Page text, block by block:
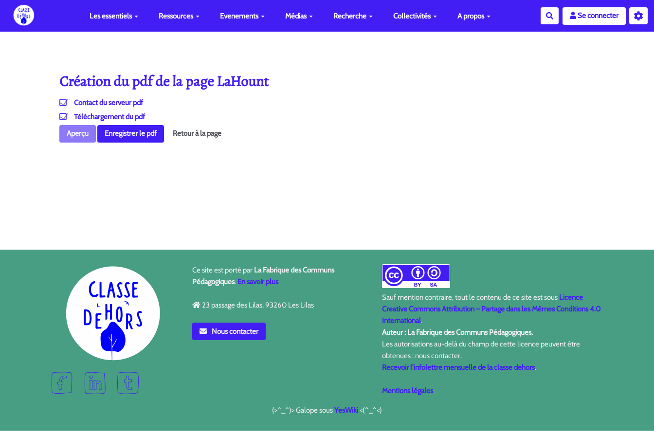
Les essentiels Ressources Evenements Médias Recherche Collectivités A propos RechercherSe connecter
Création du pdf de la page LaHount
Contact du serveur pdf
Téléchargement du pdf
Aperçu
Enregistrer le pdf Retour à la page
Ce site est porté par La Fabrique des Communs
Pédagogiques. En savoir plus
23 passage des Lilas, 93260 Les Lilas
Nous contacter
Sauf mention contraire, tout le contenu de ce site est sous Licence
Creative Commons Attribution – Partage dans les Mêmes Conditions 4.0
International.
Auteur : La Fabrique des Communs Pédagogiques.
Les autorisations au-delà du champ de cette licence peuvent être
obtenues : nous contacter.
Recevoir l'infolettre mensuelle de la classe dehors.
Mentions légales
(>^_^)> Galope sousYesWiki<(^_^<)